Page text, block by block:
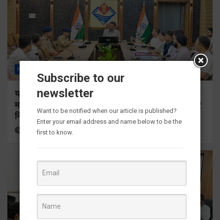
NEWS
यातायात सुधार एवं पार्किंग व्यवस्था को लेकर डीएम सख्त,
माइक्रो लेवल प्लान तैयार कर कार्यों में तेजी लाने के डीएम ने दिए
निर्देश
4 weeks ago
Subscribe to our
newsletter
Want to be notified when our article is published?
Enter your email address and name below to be the
first to know.